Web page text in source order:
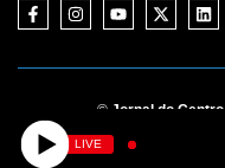
© Jornal do Centro,
LIVE